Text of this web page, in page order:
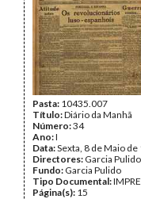
Pasta: 10435.007
Título:Diário da Manhã
Número:34
Ano:I
Data:Sexta, 8 de Maio de
Directores: Garcia Pulido
Fundo: Garcia Pulido
Tipo Documental:
Página(s): 15